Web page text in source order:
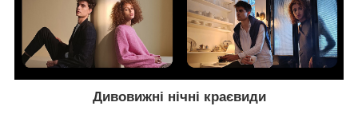
Дивовижні нічні краєвиди